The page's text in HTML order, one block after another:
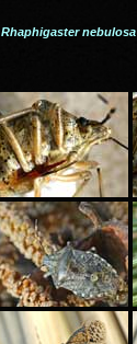
Rhaphigaster nebulosa